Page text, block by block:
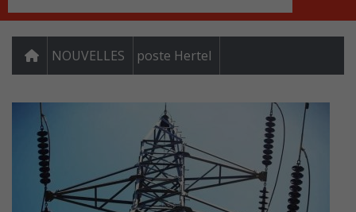
NOUVELLES poste Hertel